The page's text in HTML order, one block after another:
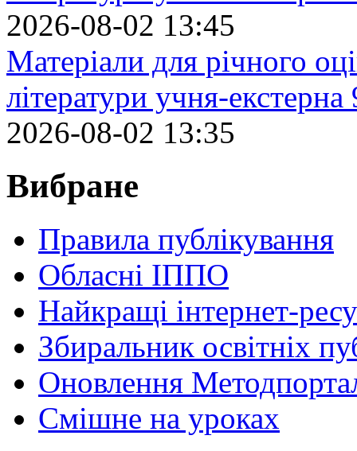
2026-08-02 13:45
Матеріали для річного
літератури учня-екстерна
2026-08-02 13:35
Вибране
Правила публікування
Обласні ІППО
Найкращі інтернет-
Збиральник освітніх
Оновлення
Cмішне на уроках